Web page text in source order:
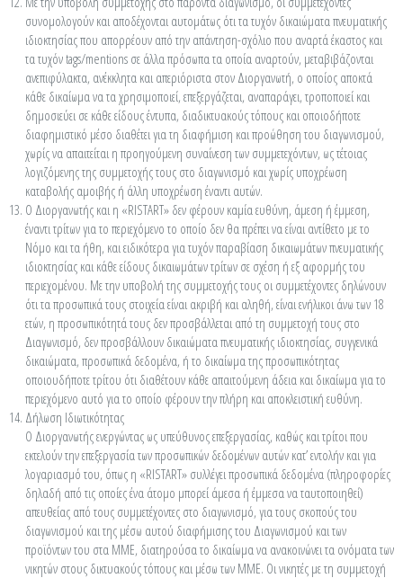
συνομολογούν και αποδέχονται αυτομάτως ότι τα τυχόν δικαιώματα πνευματικής
ιδιοκτησίας που απορρέουν από την απάντηση-σχόλιο που αναρτά έκαστος και
τα τυχόν tags/mentions σε άλλα πρόσωπα τα οποία αναρτούν, μεταβιβάζονται
ανεπιφύλακτα, ανέκκλητα και απεριόριστα στον Διοργανωτή, ο οποίος αποκτά
κάθε δικαίωμα να τα χρησιμοποιεί, επεξεργάζεται, αναπαράγει, τροποποιεί και
δημοσιεύει σε κάθε είδους έντυπα, διαδικτυακούς τόπους και οποιοδήποτε
διαφημιστικό μέσο διαθέτει για τη διαφήμιση και προώθηση του διαγωνισμού,
χωρίς να απαιτείται η προηγούμενη συναίνεση των συμμετεχόντων, ως τέτοιας
λογιζόμενης της συμμετοχής τους στο διαγωνισμό και χωρίς υποχρέωση
καταβολής αμοιβής ή άλλη υποχρέωση έναντι αυτών.
Ο Διοργανωτής και η «RISTART» δεν φέρουν καμία ευθύνη, άμεση ή έµµεση,
έναντι τρίτων για το περιεχόμενο το οποίο δεν θα πρέπει να είναι αντίθετο με το
Νόμο και τα ήθη, και ειδικότερα για τυχόν παραβίαση δικαιωμάτων πνευματικής
ιδιοκτησίας και κάθε είδους δικαιωμάτων τρίτων σε σχέση ή εξ αφορμής του
περιεχομένου. Με την υποβολή της συμμετοχής τους οι συμμετέχοντες δηλώνουν
ότι τα προσωπικά τους στοιχεία είναι ακριβή και αληθή, είναι ενήλικοι άνω των 18
ετών, η προσωπικότητά τους δεν προσβάλλεται από τη συμμετοχή τους στο
Διαγωνισμό, δεν προσβάλλουν δικαιώματα πνευματικής ιδιοκτησίας, συγγενικά
δικαιώματα, προσωπικά δεδομένα, ή το δικαίωμα της προσωπικότητας
οποιουδήποτε τρίτου ότι διαθέτουν κάθε απαιτούμενη άδεια και δικαίωμα για το
περιεχόμενο αυτό για το οποίο φέρουν την πλήρη και αποκλειστική ευθύνη.
Δήλωση Ιδιωτικότητας
Ο Διοργανωτής ενεργώντας ως υπεύθυνος επεξεργασίας, καθώς και τρίτοι που
εκτελούν την επεξεργασία των προσωπικών δεδομένων αυτών κατ’ εντολήν και για
λογαριασμό του, όπως η «RISTART» συλλέγει προσωπικά δεδομένα (πληροφορίες
δηλαδή από τις οποίες ένα άτομο μπορεί άμεσα ή έμμεσα να ταυτοποιηθεί)
απευθείας από τους συμμετέχοντες στο διαγωνισμό, για τους σκοπούς του
διαγωνισμού και της μέσω αυτού διαφήμισης του Διαγωνισμού και των
προϊόντων του στα ΜΜΕ, διατηρούσα το δικαίωμα να ανακοινώνει τα ονόματα των
νικητών στους δικτυακούς τόπους και μέσω των ΜΜΕ. Οι νικητές με τη συμμετοχή